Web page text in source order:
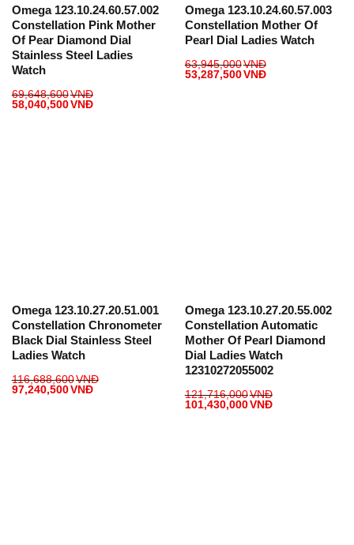
Omega 123.10.24.60.57.002
Constellation Pink Mother
Of Pear Diamond Dial
Stainless Steel Ladies
Watch
69,648,600VNĐ
58,040,500VNĐ
Omega 123.10.24.60.57.003
Constellation Mother Of
Pearl Dial Ladies Watch
63,945,000VNĐ
53,287,500VNĐ
Omega 123.10.27.20.51.001
Constellation Chronometer
Black Dial Stainless Steel
Ladies Watch
116,688,600VNĐ
97,240,500VNĐ
Omega 123.10.27.20.55.002
Constellation Automatic
Mother Of Pearl Diamond
Dial Ladies Watch
12310272055002
121,716,000VNĐ
101,430,000VNĐ